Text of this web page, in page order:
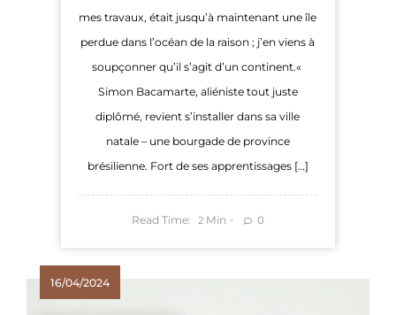
mes travaux, était jusqu’à maintenant une île
perdue dans l’océan de la raison ; j’en viens à
soupçonner qu’il s’agit d’un continent.«
Simon Bacamarte, aliéniste tout juste
diplômé, revient s’installer dans sa ville
natale – une bourgade de province
brésilienne. Fort de ses apprentissages […]
Read Time: 2 Min 0
16/04/2024